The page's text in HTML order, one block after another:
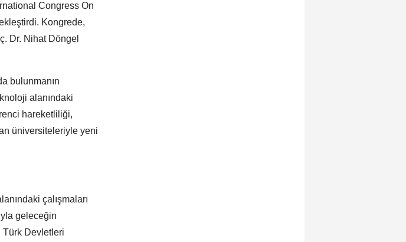
Congress On
Kongrede,
Dr. Nihat Döngel
bulunmanın
alanındaki
hareketliliği,
üniversiteleriyle yeni
çalışmaları
geleceğin
Türk Devletleri